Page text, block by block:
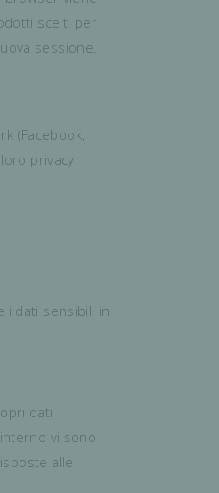
scelti per
sessione.
(Facebook,
privacy
i dati sensibili in
dati
vi sono
alle